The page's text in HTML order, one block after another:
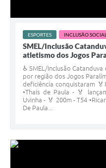
ESPORTES
INCLUSÃO SOCIAL
SMEL/Inclusão
atletismo dos Jogos
♿️ SMEL/Inclusão
por região dos Jogos
deficiência conquistaram
•Thais de Paula - 🏅
Uvinha - 🏅 200m - T54
De Paula...